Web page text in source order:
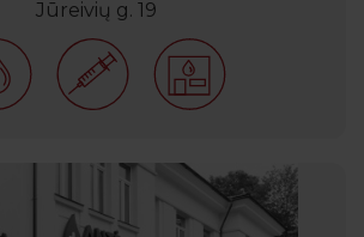
Jūreivių g. 19